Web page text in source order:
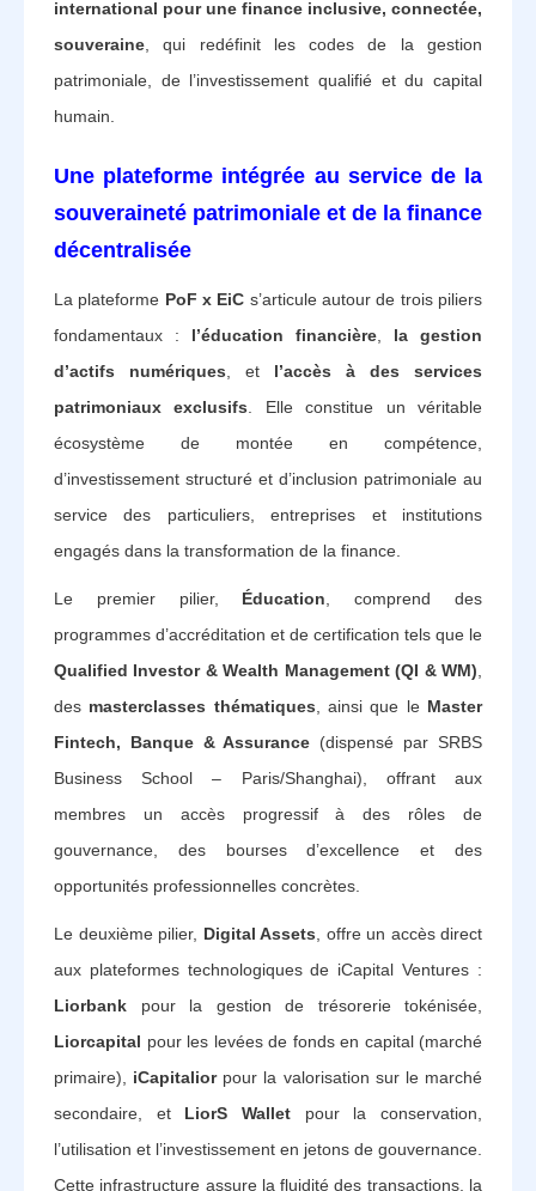
international pour une finance inclusive, connectée,
souveraine , qui redéfinit les codes de la gestion
patrimoniale, de l’investissement qualifié et du capital
humain.
Une plateforme intégrée au service de la
souveraineté patrimoniale et de la finance
décentralisée
La plateforme PoF x EiC s’articule autour de trois piliers
fondamentaux : l’éducation financière
la gestion
d’actifs numériques , et l’accès à des services
patrimoniaux exclusifs . Elle constitue un véritable
écosystème de montée en compétence,
d’investissement structuré et d’inclusion patrimoniale au
service des particuliers, entreprises et institutions
engagés dans la transformation de la finance.
Le premier pilier, Éducation , comprend des
programmes d’accréditation et de certification tels que le
Qualified Investor & Wealth Management (QI & WM)
des masterclasses thématiques , ainsi que le Master
Fintech, Banque & Assurance (dispensé par SRBS
Business School – Paris/Shanghai), offrant aux
membres un accès progressif à des rôles de
gouvernance, des bourses d’excellence et des
opportunités professionnelles concrètes.
Le deuxième pilier, Digital Assets , offre un accès direct
aux plateformes technologiques de iCapital Ventures :
Liorbank pour la gestion de trésorerie tokénisée,
Liorcapital pour les levées de fonds en capital (marché
primaire), iCapitaliorpour la valorisation sur le marché
secondaire, et LiorS Wallet pour la conservation,
l’utilisation et l’investissement en jetons de gouvernance.
Cette infrastructure assure la fluidité des transactions, la